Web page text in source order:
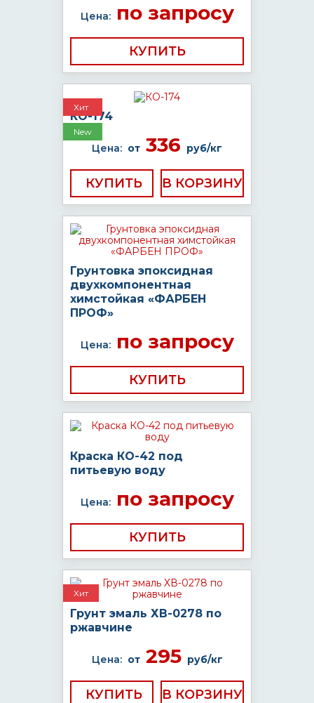
Цена:по запросу
КУПИТЬ
Хит
New
КО-174
Цена: от 336 руб/кг
КУПИТЬ
Грунтовка эпоксидная
двухкомпонентная
химстойкая «ФАРБЕН
ПРОФ»
Цена:по запросу
КУПИТЬ
Краска КО-42 под
питьевую воду
Цена:по запросу
КУПИТЬ
Хит
Грунт эмаль ХВ-0278 по
ржавчине
Цена: от295 руб/кг
КУПИТЬ